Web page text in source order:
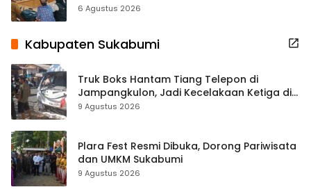
Terbuka Beri Data
6 Agustus 2026
Kabupaten Sukabumi
Truk Boks Hantam Tiang Telepon di
Jampangkulon, Jadi Kecelakaan Ketiga di
Titik yang Sama
9 Agustus 2026
Plara Fest Resmi Dibuka, Dorong Pariwisata
dan UMKM Sukabumi
9 Agustus 2026